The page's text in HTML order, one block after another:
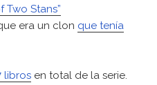
Two Stans”
era un clon que tenía
libros en total de la serie.